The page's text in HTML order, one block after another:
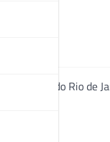
do Rio de